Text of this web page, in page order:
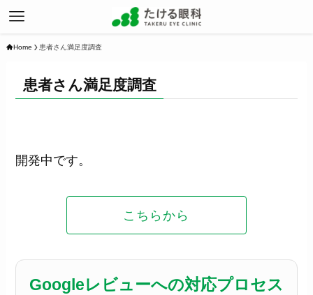
Home 患者さん満足度調査
患者さん満足度調査
開発中です。
こちらから
Googleレビューへの対応プロセス